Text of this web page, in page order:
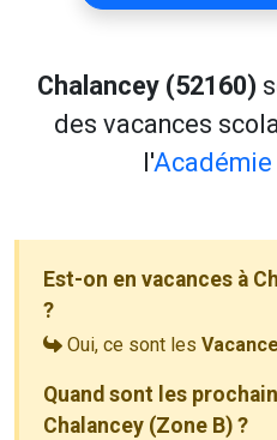
Chalancey (52160)
des vacances
l'Académie
Est-on en vacances à
?
Oui, ce sont les
Quand sont les
Chalancey (Zone B) ?